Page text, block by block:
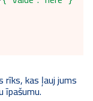
rīks, kas ļauj jums
īpašumu.